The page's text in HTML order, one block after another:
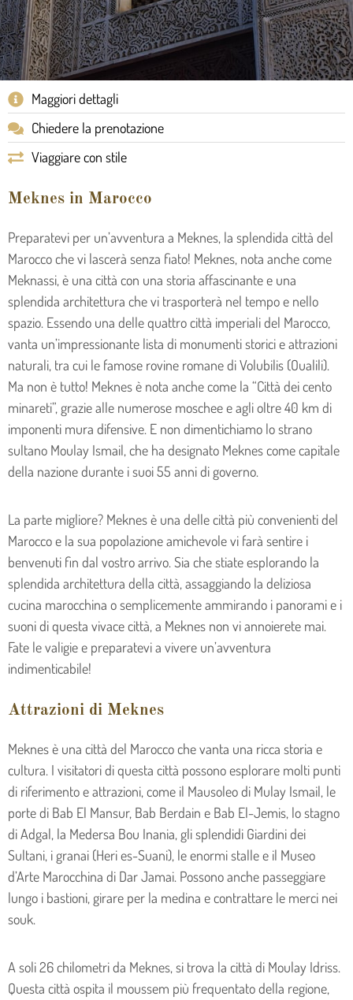
Maggiori dettagli
Chiedere la prenotazione
Viaggiare con stile
Meknes in Marocco
Preparatevi per un’avventura a Meknes, la splendida città del
Marocco che vi lascerà senza fiato! Meknes, nota anche come
Meknassi, è una città con una storia affascinante e una
splendida architettura che vi trasporterà nel tempo e nello
spazio. Essendo una delle quattro città imperiali del Marocco,
vanta un’impressionante lista di monumenti storici e attrazioni
naturali, tra cui le famose rovine romane di Volubilis (Oualili).
Ma non è tutto! Meknes è nota anche come la “Città dei cento
minareti”, grazie alle numerose moschee e agli oltre 40 km di
imponenti mura difensive. E non dimentichiamo lo strano
sultano Moulay Ismail, che ha designato Meknes come capitale
della nazione durante i suoi 55 anni di governo.
La parte migliore? Meknes è una delle città più convenienti del
Marocco e la sua popolazione amichevole vi farà sentire i
benvenuti fin dal vostro arrivo. Sia che stiate esplorando la
splendida architettura della città, assaggiando la deliziosa
cucina marocchina o semplicemente ammirando i panorami e i
suoni di questa vivace città, a Meknes non vi annoierete mai.
Fate le valigie e preparatevi a vivere un’avventura
indimenticabile!
Attrazioni di Meknes
Meknes è una città del Marocco che vanta una ricca storia e
cultura. I visitatori di questa città possono esplorare molti punti
di riferimento e attrazioni, come il Mausoleo di Mulay Ismail, le
porte di Bab El Mansur, Bab Berdain e Bab El-Jemis, lo stagno
di Adgal, la Medersa Bou Inania, gli splendidi Giardini dei
Sultani, i granai (Heri es-Suani), le enormi stalle e il Museo
d’Arte Marocchina di Dar Jamai. Possono anche passeggiare
lungo i bastioni, girare per la medina e contrattare le merci nei
souk.
A soli 26 chilometri da Meknes, si trova la città di Moulay Idriss.
Questa città ospita il moussem più frequentato della regione,